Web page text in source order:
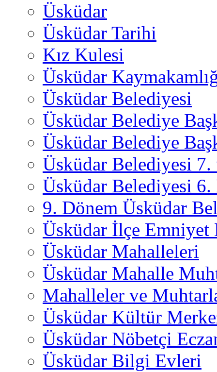
Üsküdar
Üsküdar Tarihi
Kız Kulesi
Üsküdar
Üsküdar Belediyesi
Üsküdar Belediye
Üsküdar Belediye
Üsküdar Belediyesi
Üsküdar Belediyesi 6.
9. Dönem Üsküdar
Üsküdar İlçe
Üsküdar Mahalleleri
Üsküdar Mahalle
Mahalleler ve
Üsküdar Kültür
Üsküdar Nöbetçi
Üsküdar Bilgi Evleri